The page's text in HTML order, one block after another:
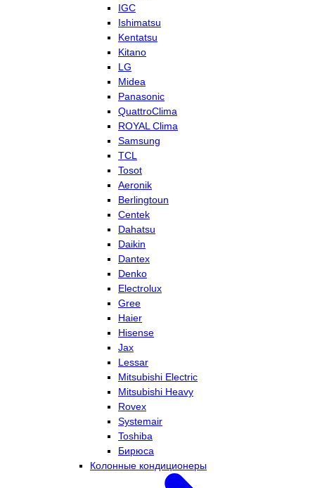
IGC
Ishimatsu
Kentatsu
Kitano
LG
Midea
Panasonic
QuattroClima
ROYAL Clima
Samsung
TCL
Tosot
Aeronik
Berlingtoun
Centek
Dahatsu
Daikin
Dantex
Denko
Electrolux
Gree
Haier
Hisense
Jax
Lessar
Mitsubishi Electric
Mitsubishi Heavy
Rovex
Systemair
Toshiba
Бирюса
Колонные кондиционеры